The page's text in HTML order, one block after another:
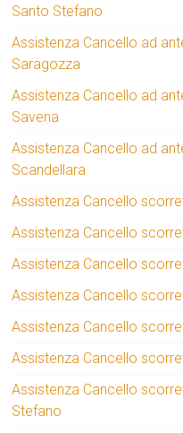
Santo Stefano
Assistenza Cancello ad
Saragozza
Assistenza Cancello ad
Savena
Assistenza Cancello ad
Scandellara
Assistenza Cancello
Assistenza Cancello
Assistenza Cancello
Assistenza Cancello
Assistenza Cancello
Assistenza Cancello
Assistenza Cancello
Stefano